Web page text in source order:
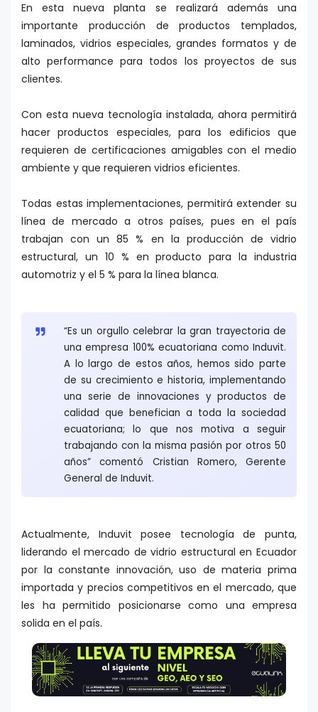
En esta nueva planta se realizará además una
importante producción de productos templados,
laminados, vidrios especiales, grandes formatos y de
alto performance para todos los proyectos de sus
clientes.
Con esta nueva tecnología instalada, ahora permitirá
hacer productos especiales, para los edificios que
requieren de certificaciones amigables con el medio
ambiente y que requieren vidrios eficientes.
Todas estas implementaciones, permitirá extender su
línea de mercado a otros países, pues en el país
trabajan con un 85 % en la producción de vidrio
estructural, un 10 % en producto para la industria
automotriz y el 5 % para la línea blanca.
“Es un orgullo celebrar la gran trayectoria de
una empresa 100% ecuatoriana como Induvit.
A lo largo de estos años, hemos sido parte
de su crecimiento e historia, implementando
una serie de innovaciones y productos de
calidad que benefician a toda la sociedad
ecuatoriana; lo que nos motiva a seguir
trabajando con la misma pasión por otros 50
años” comentó Cristian Romero, Gerente
General de Induvit.
Actualmente, Induvit posee tecnología de punta,
liderando el mercado de vidrio estructural en Ecuador
por la constante innovación, uso de materia prima
importada y precios competitivos en el mercado, que
les ha permitido posicionarse como una empresa
solida en el país.